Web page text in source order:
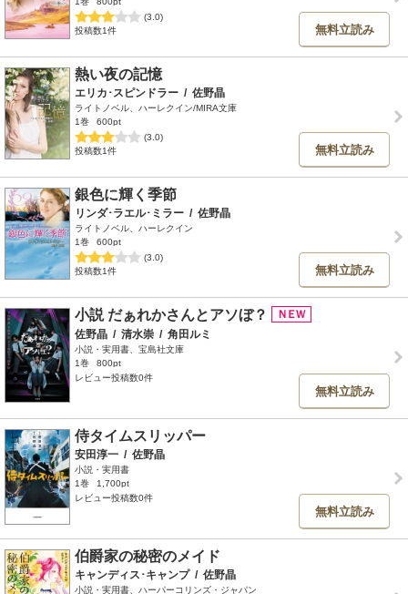
(3.0)
投稿数1件
無料立読み
熱い夜の記憶
エリカ･スピンドラー / 佐野晶
ライトノベル、ハーレクイン/MIRA文庫
1巻
600pt
(3.0)
投稿数1件
無料立読み
銀色に輝く季節
リンダ･ラエル･ミラー / 佐野晶
ライトノベル、ハーレクイン
1巻
600pt
(3.0)
投稿数1件
無料立読み
小説 だぁれかさんとアソぼ？
佐野晶 / 清水崇 / 角田ルミ
小説・実用書、宝島社文庫
1巻
800pt
レビュー投稿数0件
無料立読み
侍タイムスリッパー
安田淳一 / 佐野晶
小説・実用書
1巻
1,700pt
レビュー投稿数0件
無料立読み
伯爵家の秘密のメイド
キャンディス･キャンプ / 佐野晶
小説・実用書、ハーパーコリンズ・ジャパン